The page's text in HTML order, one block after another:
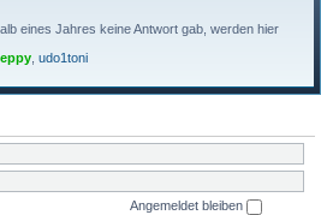
eines Jahres keine Antwort gab, werden hier
udo1toni
Angemeldet bleiben